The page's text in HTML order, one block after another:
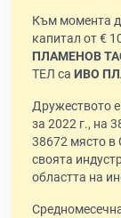
Към момента
капитал от €
ПЛАМЕНОВ
ТЕЛ са ИВО
Дружеството
за 2022 г., на
38672 място в
своята
областта на